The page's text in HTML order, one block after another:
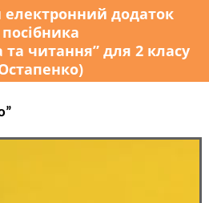
електронний додаток
та читання” для 2 класу